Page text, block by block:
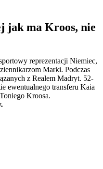
jak ma Kroos, nie
reprezentacji Niemiec,
Marki. Podczas
z Realem Madryt. 52-
ewentualnego transferu Kaia
Kroosa.